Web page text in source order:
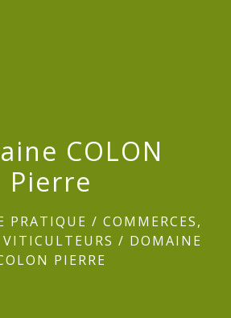
COLON
Pierre
PRATIQUE / COMMERCES,
/ DOMAINE
PIERRE